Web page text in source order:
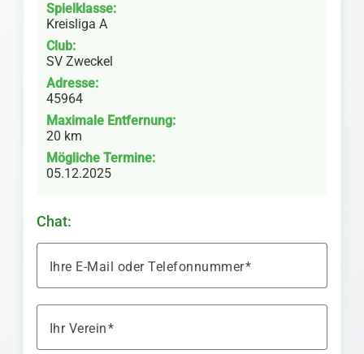
Spielklasse:
Kreisliga A
Club:
SV Zweckel
Adresse:
45964
Maximale Entfernung:
20 km
Mögliche Termine:
05.12.2025
Chat:
Ihre E-Mail oder Telefonnummer
Ihr Verein